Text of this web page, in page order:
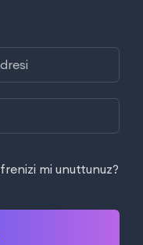
mi unuttunuz?